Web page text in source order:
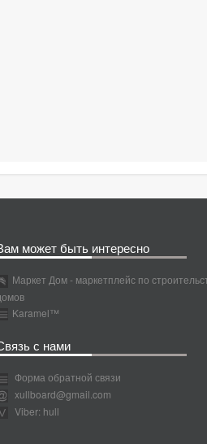
может быть интересно
Маркет Дом - маркетплейс по
Karamel™
с нами
Форма обратной связи
xullboard@gmail.com
Viber: hull